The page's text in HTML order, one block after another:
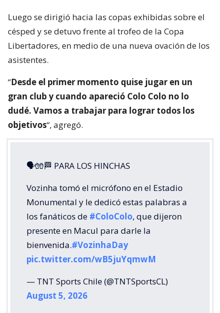
Luego se dirigió hacia las copas exhibidas sobre el
césped y se detuvo frente al trofeo de la Copa
Libertadores, en medio de una nueva ovación de los
asistentes.
“Desde el primer momento quise jugar en un
gran club y cuando apareció Colo Colo no lo
dudé. Vamos a trabajar para lograr todos los
objetivos“, agregó.
🗣🧤🏁 PARA LOS HINCHAS
Vozinha tomó el micrófono en el Estadio
Monumental y le dedicó estas palabras a
los fanáticos de #ColoColo, que dijeron
presente en Macul para darle la
bienvenida.#VozinhaDay
pic.twitter.com/wB5juYqmwM
— TNT Sports Chile (@TNTSportsCL)
August 5, 2026